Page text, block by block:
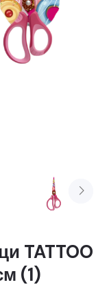
TATTOO
(1)